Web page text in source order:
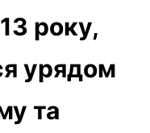
року,
урядом
та